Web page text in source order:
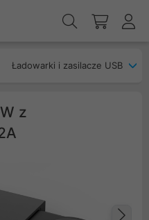
Ładowarki i zasilacze USB
z